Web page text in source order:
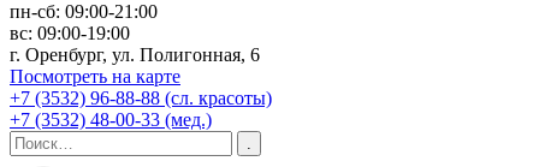
пн-сб: 09:00-21:00
вс: 09:00-19:00
г. Оренбург, ул. Полигонная, 6
Посмотреть на карте
+7 (3532) 96-88-88 (сл. красоты)
+7 (3532) 48-00-33 (мед.)